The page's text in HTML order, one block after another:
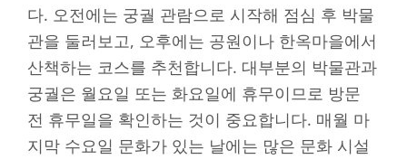
다. 오전에는 궁궐 관람으로 시작해 점심 후 박물
관을 둘러보고, 오후에는 공원이나 한옥마을에서
산책하는 코스를 추천합니다. 대부분의 박물관과
궁궐은 월요일 또는 화요일에 휴무이므로 방문
전 휴무일을 확인하는 것이 중요합니다. 매월 마
지막 수요일 문화가 있는 날에는 많은 문화 시설